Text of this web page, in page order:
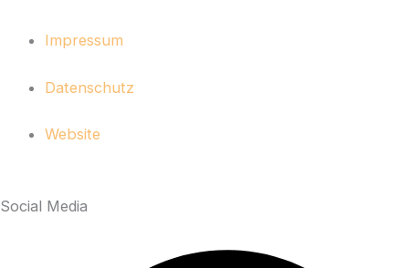
Impressum
Datenschutz
Website
Social Media